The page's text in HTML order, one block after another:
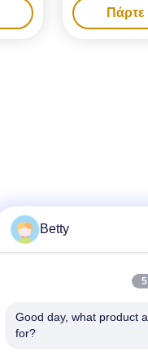
Πάρτε
Γρήγορη
Τηλεφώνημα
86-755-
Betty
Good day, what product
for?